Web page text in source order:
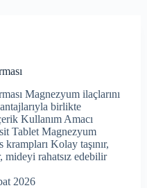
Magnezyum ilaçlarını
birlikte
Kullanım Amacı
Tablet Magnezyum
Kolay taşınır,
rahatsız edebilir
2026